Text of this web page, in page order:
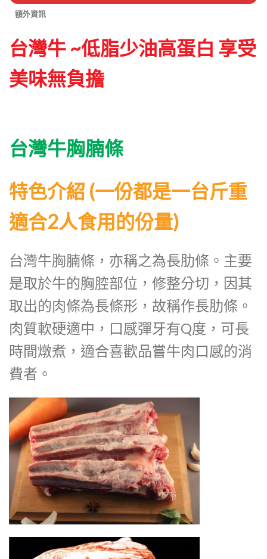
額外資訊
台灣牛 ~低脂少油高蛋白 享受
美味無負擔
台灣牛胸腩條
特色介紹 (一份都是一台斤重
適合2人食用的份量)
台灣牛胸腩條，亦稱之為長肋條。主要
是取於牛的胸腔部位，修整分切，因其
取出的肉條為長條形，故稱作長肋條。
肉質軟硬適中，口感彈牙有Q度，可長
時間燉煮，適合喜歡品嘗牛肉口感的消
費者。